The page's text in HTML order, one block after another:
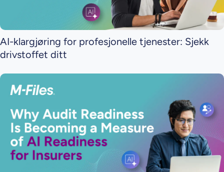
AI-klargjøring for profesjonelle tjenester: Sjekk
drivstoffet ditt